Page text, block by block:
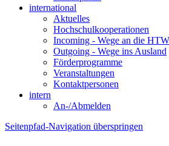
international
Aktuelles
Hochschulkooperationen
Incoming - Wege an die
Outgoing - Wege ins Ausland
Förderprogramme
Veranstaltungen
Kontaktpersonen
intern
An-/Abmelden
Seitenpfad-Navigation überspringen